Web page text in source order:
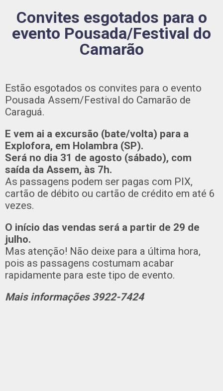
Convites esgotados para o
evento Pousada/Festival do
Camarão
Estão esgotados os convites para o evento
Pousada Assem/Festival do Camarão de
Caraguá.
E vem ai a excursão (bate/volta) para a
Explofora, em Holambra (SP).
Será no dia 31 de agosto (sábado), com
saída da Assem, às 7h.
As passagens podem ser pagas com PIX,
cartão de débito ou cartão de crédito em até 6
vezes.
O início das vendas será a partir de 29 de
julho.
Mas atenção! Não deixe para a última hora,
pois as passagens costumam acabar
rapidamente para este tipo de evento.
Mais informações 3922-7424